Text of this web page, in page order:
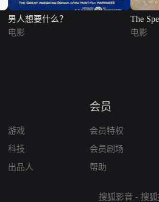
男人想要什么？
电影
The
电影
游戏
科技
出品人
会员
会员特权
会员剧场
帮助
搜狐影音 - 搜